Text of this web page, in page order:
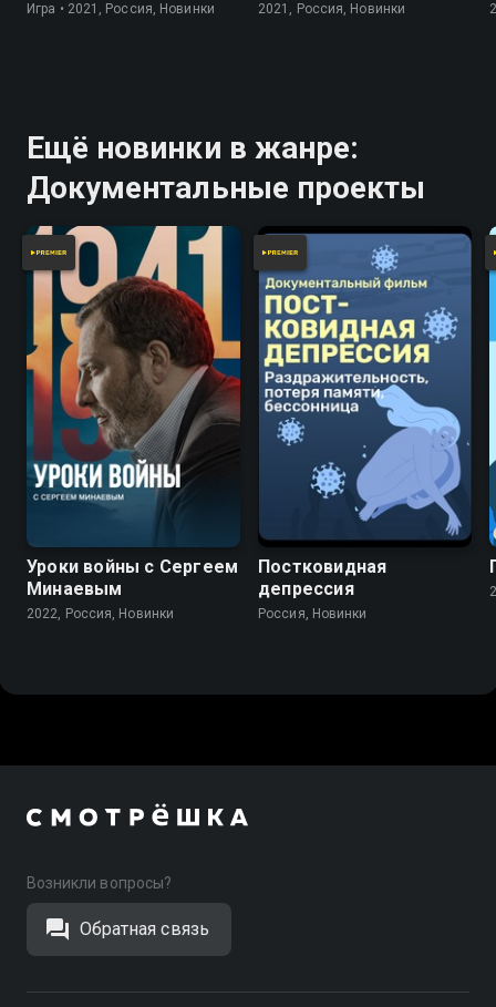
Игра • 2021, Россия, Новинки 2021, Россия, Новинки
Ещё новинки в жанре:
Документальные проекты
Уроки войны с Сергеем
Минаевым
2022, Россия, Новинки
Постковидная
депрессия
Россия, Новинки
Возникли вопросы?
Обратная связь